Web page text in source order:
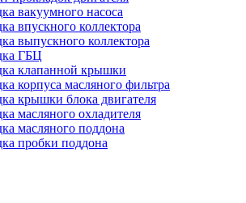
вакуумного насоса
впускного коллектора
выпускного коллектора
ГБЦ
клапанной крышки
корпуса масляного фильтра
крышки блока двигателя
масляного охладителя
масляного поддона
пробки поддона